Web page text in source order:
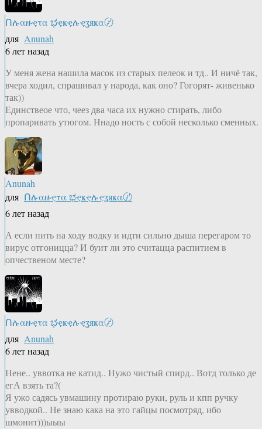
Ոሉαዙҿτα ಭҿҝҿሉҿʓяҝα〄
для Anunah
6 лет назад
У меня жена нашила масок из старых пелеок и тд.. И ничё так,
вчера ходил, спрашивал у народа, как оно? Гогорят- живенько
так))
Единствеое что, чеез два часа их нужно стирать, либо
пропаривать утюгом. Ннадо ность с собой несколько сменных.
Anunah
для Ոሉαዙҿτα ಭҿҝҿሉҿʓяҝα〄
6 лет назад
А если пить на ходу водку и идти сильно дыша перегаром то
вирус отгоницца? И буит ли это считацца распитием в
опчественом месте?
Ոሉαዙҿτα ಭҿҝҿሉҿʓяҝα〄
для Anunah
6 лет назад
Нене.. уввотка не катид.. Нужо чистый спирд.. Вотд только де
егА взять та?(
Я ужо садясь увмашину протираю руки, руль и кпп ручку
увводкой.. Не знаю кака на это гайцы посмотряд, ибо
шмонит)))ыыы